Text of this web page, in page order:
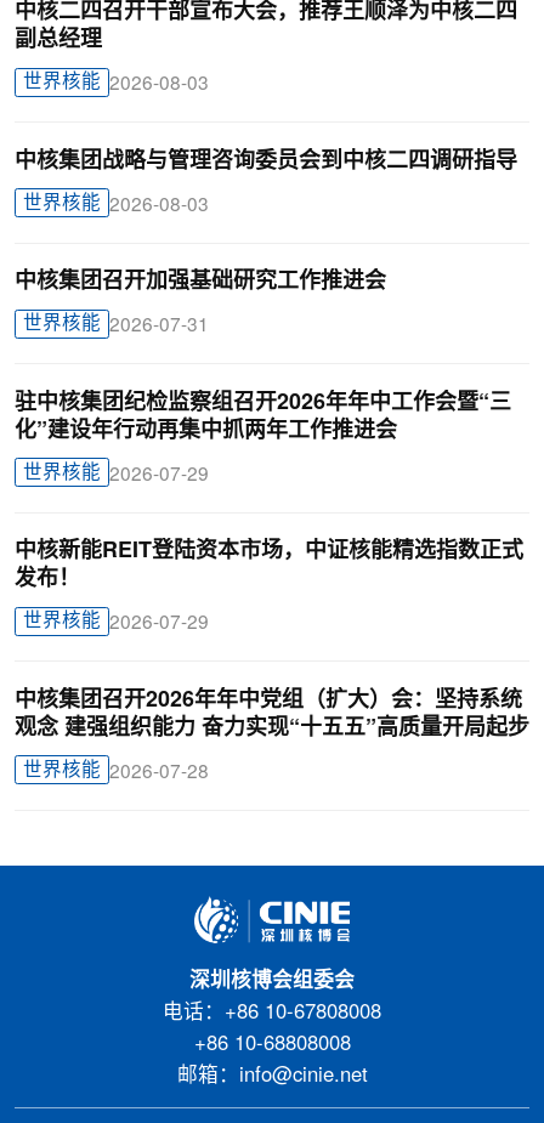
中核二四召开干部宣布大会，推荐王顺泽为中核二四
副总经理
世界核能 2026-08-03
中核集团战略与管理咨询委员会到中核二四调研指导
世界核能 2026-08-03
中核集团召开加强基础研究工作推进会
世界核能 2026-07-31
驻中核集团纪检监察组召开2026年年中工作会暨“三
化”建设年行动再集中抓两年工作推进会
世界核能 2026-07-29
中核新能REIT登陆资本市场，中证核能精选指数正式
发布！
世界核能 2026-07-29
中核集团召开2026年年中党组（扩大）会：坚持系统
观念 建强组织能力 奋力实现“十五五”高质量开局起步
世界核能 2026-07-28
深圳核博会组委会
电话：+86 10-67808008
+86 10-68808008
邮箱：info@cinie.net